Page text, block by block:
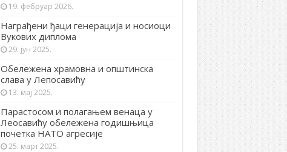
19. фебруар 2026.
Награђени ђаци генерација и носиоци
Вукових диплома
29. јун 2025.
Обележена храмовна и општинска
слава у Лепосавићу
13. мај 2025.
Парастосом и полагањем венаца у
Леосавићу обележена годишњица
почетка НАТО агресије
25. март 2025.